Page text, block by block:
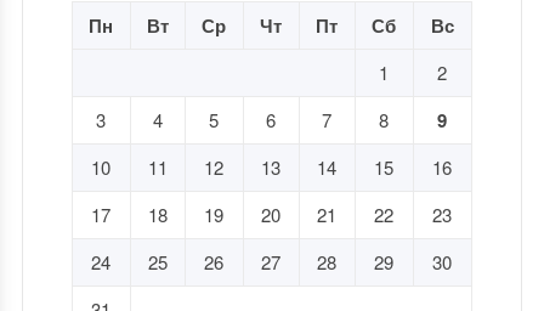
Пн Вт Ср Чт Пт Сб Вс
1
2
3
4 5 6 7 8 9
10 11 12 13 14 15
16
17
18 19 20 21 22
23
24
25 26 27 28 29
30